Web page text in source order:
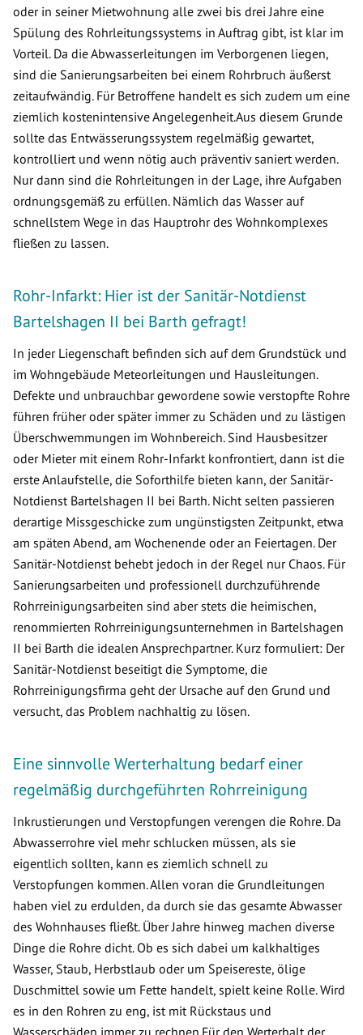
oder in seiner Mietwohnung alle zwei bis drei Jahre eine
Spülung des Rohrleitungssystems in Auftrag gibt, ist klar im
Vorteil. Da die Abwasserleitungen im Verborgenen liegen,
sind die Sanierungsarbeiten bei einem Rohrbruch äußerst
zeitaufwändig. Für Betroffene handelt es sich zudem um eine
ziemlich kostenintensive Angelegenheit.Aus diesem Grunde
sollte das Entwässerungssystem regelmäßig gewartet,
kontrolliert und wenn nötig auch präventiv saniert werden.
Nur dann sind die Rohrleitungen in der Lage, ihre Aufgaben
ordnungsgemäß zu erfüllen. Nämlich das Wasser auf
schnellstem Wege in das Hauptrohr des Wohnkomplexes
fließen zu lassen.
Rohr-Infarkt: Hier ist der Sanitär-Notdienst
Bartelshagen II bei Barth gefragt!
In jeder Liegenschaft befinden sich auf dem Grundstück und
im Wohngebäude Meteorleitungen und Hausleitungen.
Defekte und unbrauchbar gewordene sowie verstopfte Rohre
führen früher oder später immer zu Schäden und zu lästigen
Überschwemmungen im Wohnbereich. Sind Hausbesitzer
oder Mieter mit einem Rohr-Infarkt konfrontiert, dann ist die
erste Anlaufstelle, die Soforthilfe bieten kann, der Sanitär-
Notdienst Bartelshagen II bei Barth. Nicht selten passieren
derartige Missgeschicke zum ungünstigsten Zeitpunkt, etwa
am späten Abend, am Wochenende oder an Feiertagen. Der
Sanitär-Notdienst behebt jedoch in der Regel nur Chaos. Für
Sanierungsarbeiten und professionell durchzuführende
Rohrreinigungsarbeiten sind aber stets die heimischen,
renommierten Rohrreinigungsunternehmen in Bartelshagen
II bei Barth die idealen Ansprechpartner. Kurz formuliert: Der
Sanitär-Notdienst beseitigt die Symptome, die
Rohrreinigungsfirma geht der Ursache auf den Grund und
versucht, das Problem nachhaltig zu lösen.
Eine sinnvolle Werterhaltung bedarf einer
regelmäßig durchgeführten Rohrreinigung
Inkrustierungen und Verstopfungen verengen die Rohre. Da
Abwasserrohre viel mehr schlucken müssen, als sie
eigentlich sollten, kann es ziemlich schnell zu
Verstopfungen kommen. Allen voran die Grundleitungen
haben viel zu erdulden, da durch sie das gesamte Abwasser
des Wohnhauses fließt. Über Jahre hinweg machen diverse
Dinge die Rohre dicht. Ob es sich dabei um kalkhaltiges
Wasser, Staub, Herbstlaub oder um Speisereste, ölige
Duschmittel sowie um Fette handelt, spielt keine Rolle. Wird
es in den Rohren zu eng, ist mit Rückstaus und